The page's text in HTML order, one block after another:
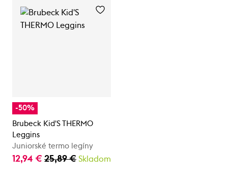
-50%
Brubeck Kid'S THERMO
Leggins
Juniorské termo legíny
12,94 € 25,89 € Skladom